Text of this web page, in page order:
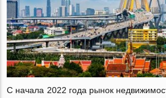
С начала 2022 года рынок